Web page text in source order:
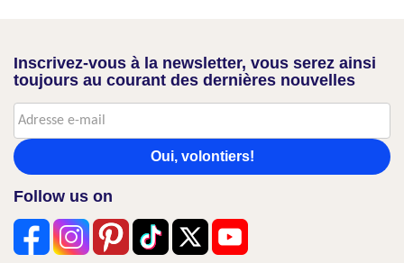
Inscrivez-vous à la newsletter, vous serez ainsi
toujours au courant des dernières nouvelles
Oui, volontiers!
Follow us on